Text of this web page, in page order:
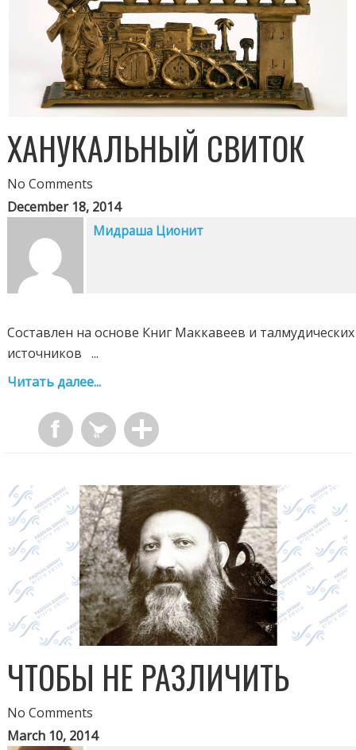
ХАНУКАЛЬНЫЙ СВИТОК
No Comments
December 18, 2014
Мидраша Ционит
Составлен на основе Книг Маккавеев и талмудических
источников ...
Читать далее...
ЧТОБЫ НЕ РАЗЛИЧИТЬ
No Comments
March 10, 2014